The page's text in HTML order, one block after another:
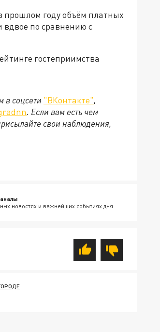
году объём платных
вдвое по сравнению с
гостеприимства
в соцсети "ВКонтакте",
. Если вам есть чем
свои наблюдения,
новостях и важнейших событиях дня.